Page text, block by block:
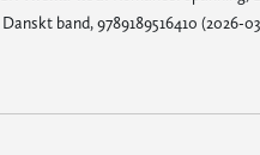
Danskt band, 9789189516410 (2026-